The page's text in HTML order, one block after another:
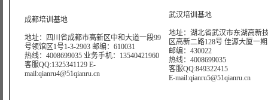
成都培训基地
地址：四川省成都市高新区中和大道一段99
号领馆区1号1-3-2903 邮编：610031
热线：4008699035 业务手机：13540421960
客服QQ:1325341129 E-
mail:qianru4@51qianru.cn
武汉培训基地
地址：湖北省武汉市东湖高新
区高新二路128号 佳源大厦一
邮编：430022
热线：4008699035
客服QQ:849322415
E-mail:qianru5@51qianru.cn